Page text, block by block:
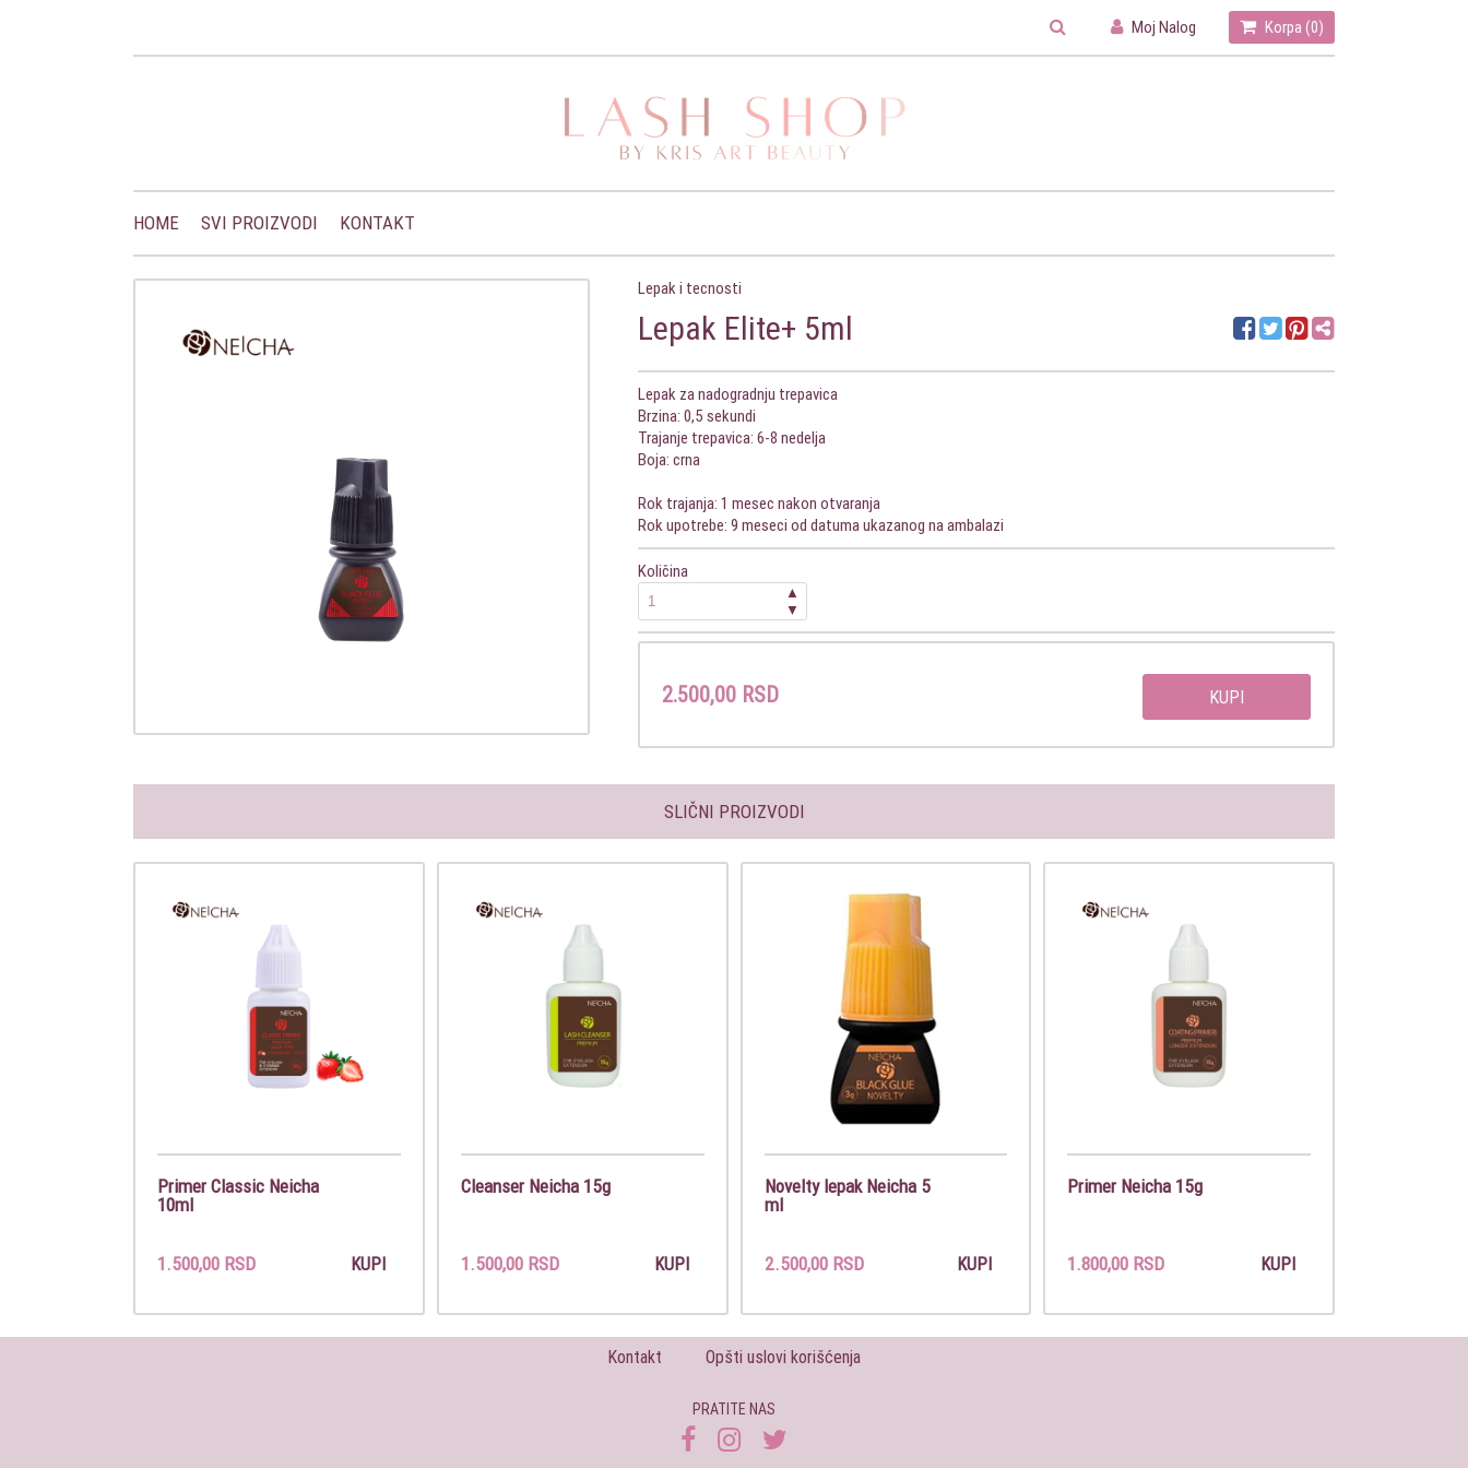
Moj Nalog Korpa (0)
HOME SVI PROIZVODI KONTAKT
Lepak i tecnosti
Lepak Elite+ 5ml
Lepak za nadogradnju trepavica
Brzina: 0,5 sekundi
Trajanje trepavica: 6-8 nedelja
Boja: crna
Rok trajanja: 1 mesec nakon otvaranja
Rok upotrebe: 9 meseci od datuma ukazanog na ambalazi
Količina
▲
▼
2.500,00 RSD KUPI
SLIČNI PROIZVODI
Primer Classic Neicha
10ml
1.500,00 RSD KUPI
Cleanser Neicha 15g
1.500,00 RSD KUPI
Novelty lepak Neicha 5
ml
2.500,00 RSD KUPI
Primer Neicha 15g
1.800,00 RSD KUPI
Kontakt Opšti uslovi korišćenja
PRATITE NAS